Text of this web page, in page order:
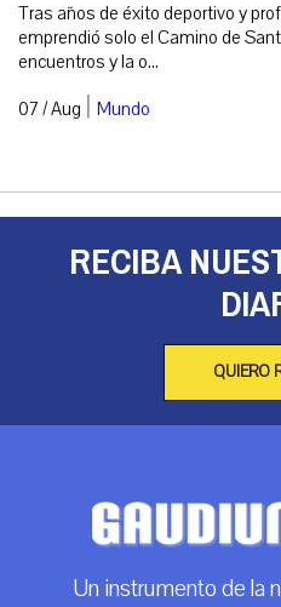
Tras años de éxito deportivo y
emprendió solo el Camino de
encuentros y la o...
07 / Aug | Mundo
RECIBA
QUIERO
Un instrumento de la